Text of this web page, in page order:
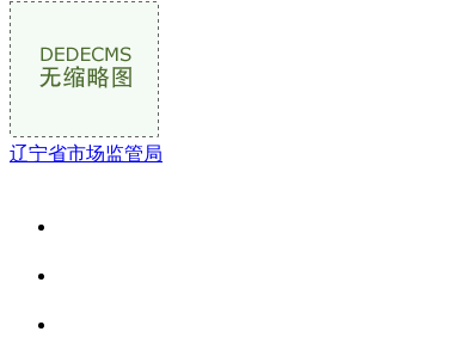
辽宁省市场监管局